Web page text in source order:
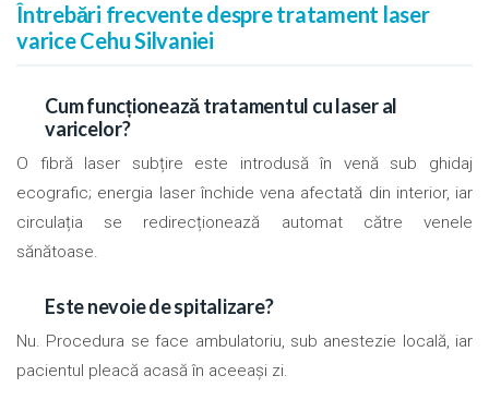
Întrebări frecvente despre tratament laser
varice Cehu Silvaniei
Cum funcționează tratamentul cu laser al
varicelor?
O fibră laser subțire este introdusă în venă sub ghidaj
ecografic; energia laser închide vena afectată din interior, iar
circulația se redirecționează automat către venele
sănătoase.
Este nevoie de spitalizare?
Nu. Procedura se face ambulatoriu, sub anestezie locală, iar
pacientul pleacă acasă în aceeași zi.